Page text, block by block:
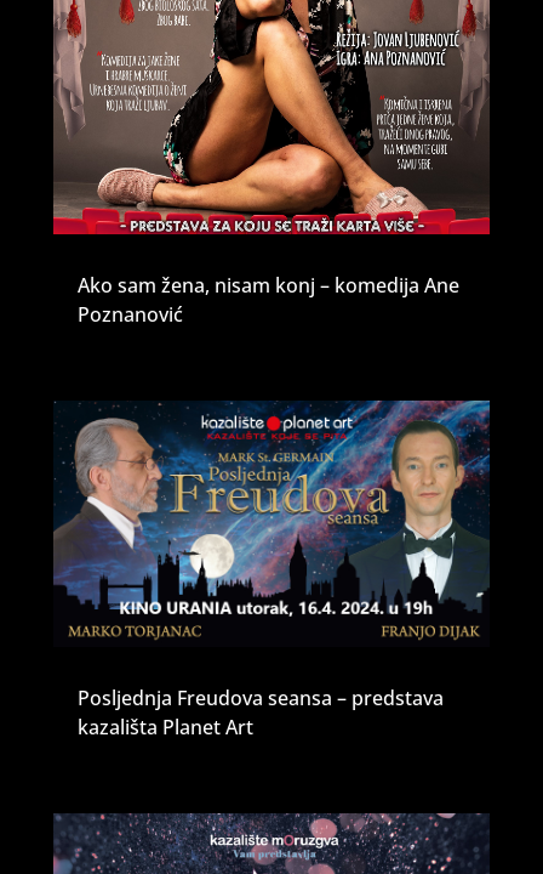
Ako sam žena, nisam konj – komedija Ane
Poznanović
Posljednja Freudova seansa – predstava
kazališta Planet Art